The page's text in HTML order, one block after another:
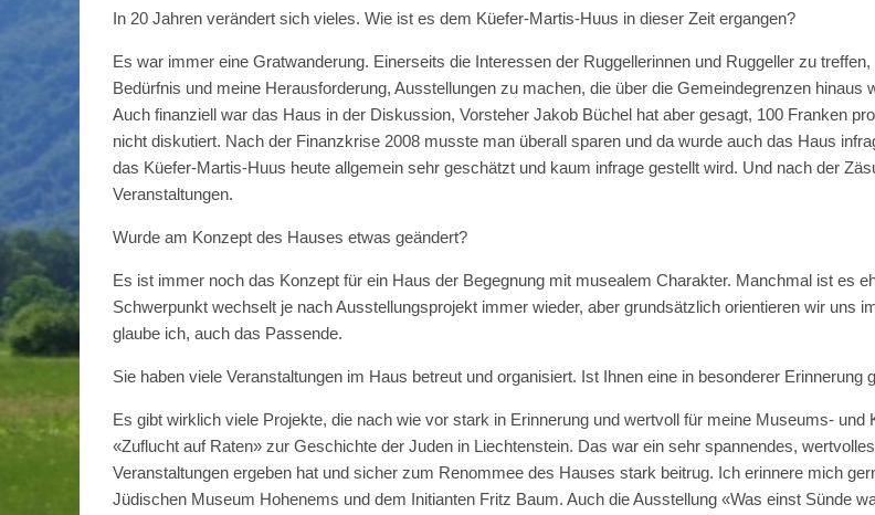
In 20 Jahren verändert sich vieles. Wie ist es dem Küefer-Martis-Huus in dieser Zeit ergangen?
Es war immer eine Gratwanderung. Einerseits die Interessen der Ruggellerinnen und Ruggeller zu
Bedürfnis und meine Herausforderung, Ausstellungen zu machen, die über die Gemeindegrenzen
Auch finanziell war das Haus in der Diskussion, Vorsteher Jakob Büchel hat aber gesagt, 100 Franken
nicht diskutiert. Nach der Finanzkrise 2008 musste man überall sparen und da wurde auch das Haus
das Küefer-Martis-Huus heute allgemein sehr geschätzt und kaum infrage gestellt wird. Und nach der
Veranstaltungen.
Wurde am Konzept des Hauses etwas geändert?
Es ist immer noch das Konzept für ein Haus der Begegnung mit musealem Charakter. Manchmal ist es
Schwerpunkt wechselt je nach Ausstellungsprojekt immer wieder, aber grundsätzlich orientieren wir uns
glaube ich, auch das Passende.
Sie haben viele Veranstaltungen im Haus betreut und organisiert. Ist Ihnen eine in besonderer Erinnerung
Es gibt wirklich viele Projekte, die nach wie vor stark in Erinnerung und wertvoll für meine Museums-
«Zuflucht auf Raten» zur Geschichte der Juden in Liechtenstein. Das war ein sehr spannendes,
Veranstaltungen ergeben hat und sicher zum Renommee des Hauses stark beitrug. Ich erinnere mich
Jüdischen Museum Hohenems und dem Initianten Fritz Baum. Auch die Ausstellung «Was einst Sünde